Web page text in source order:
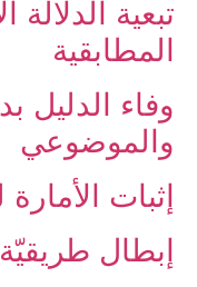
تبعية الدلالة
المطابقية
وفاء الدليل
والموضوعي
إثبات
إبطال